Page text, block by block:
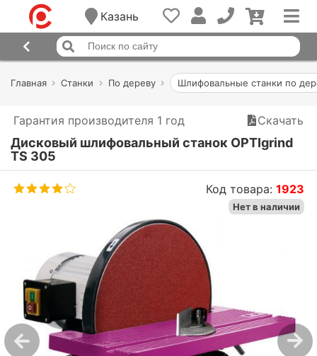
Казань
Главная Станки По дереву Шлифовальные станки по
Гарантия производителя 1 год Скачать
Дисковый шлифовальный станок OPTIgrind
TS 305
Код товара:1923
Нет в наличии